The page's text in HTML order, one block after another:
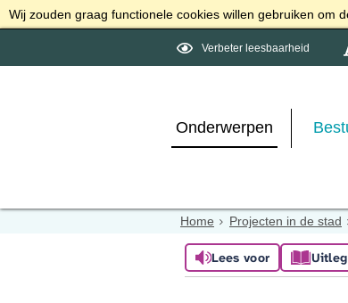
Wij zouden graag functionele cookies willen gebruiken om
Verbeter leesbaarheid
Onderwerpen
Home Projecten in de stad
Lees voor